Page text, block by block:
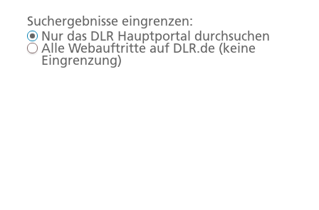
Suchergebnisse eingrenzen:
Nur das DLR Hauptportal durchsuchen
Alle Webauftritte auf DLR.de (keine
Eingrenzung)